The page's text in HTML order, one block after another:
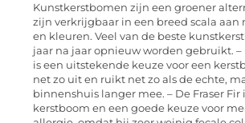
Kunstkerstbomen zijn een groener
zijn verkrijgbaar in een breed scala aan
en kleuren. Veel van de beste
jaar na jaar opnieuw worden gebruikt. –
is een uitstekende keuze voor een
net zo uit en ruikt net zo als de echte,
binnenshuis langer mee. – De Fraser
kerstboom en een goede keuze voor